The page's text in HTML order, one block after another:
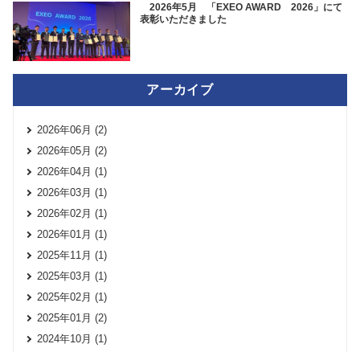
2026年5月 「EXEO AWARD 2026」にて
表彰いただきました
アーカイブ
2026年06月 (2)
2026年05月 (2)
2026年04月 (1)
2026年03月 (1)
2026年02月 (1)
2026年01月 (1)
2025年11月 (1)
2025年03月 (1)
2025年02月 (1)
2025年01月 (2)
2024年10月 (1)